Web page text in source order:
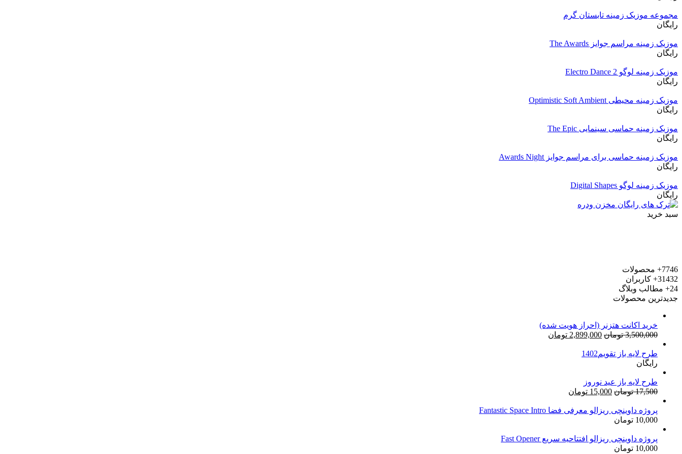
مجموعه موزیک زمینه تابستان گرم
رایگان
موزیک زمینه مراسم جوایز The Awards
رایگان
موزیک زمینه لوگو Electro Dance 2
رایگان
موزیک زمینه محیطی Optimistic Soft Ambient
رایگان
موزیک زمینه حماسی سینمایی The Epic
رایگان
موزیک زمینه حماسی برای مراسم جوایز Awards Night
رایگان
موزیک زمینه لوگو Digital Shapes
رایگان
سبد خرید
7746+
محصولات
31432+
کاربران
24+
مطالب وبلاگ
جدیدترین محصولات
خرید اکانت هتزنر (احراز هویت شده)
3,500,000 تومان قیمت
2,899,000 تومان
طرح لایه باز تقویم1402
رایگان
طرح لایه باز عید نوروز
17,500 تومان قیمت
17,500 تومان
15,000 تومان
15,000 تومان.
پروژه داوینچی ریزالو معرفی فضا Fantastic Space Intro
10,000 تومان
پروژه داوینچی ریزالو افتتاحیه سریع Fast Opener
10,000 تومان